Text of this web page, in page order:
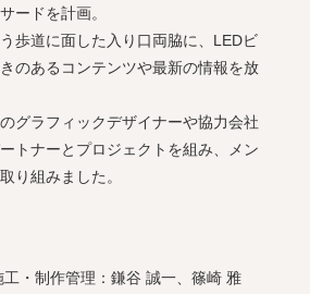
ードを計画。
歩道に面した入り口両脇に、LEDビ
のあるコンテンツや最新の情報を放
グラフィックデザイナーや協力会社
トナーとプロジェクトを組み、メン
り組みました。
・制作管理：鎌谷 誠一、篠崎 雅